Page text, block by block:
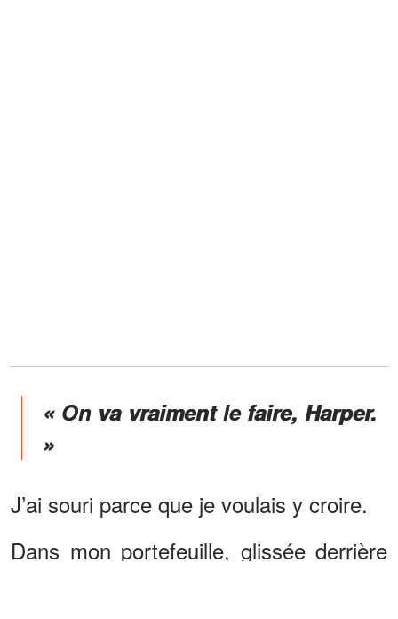
« On va vraiment le faire, Harper.
»
J’ai souri parce que je voulais y croire.
Dans mon portefeuille, glissée derrière